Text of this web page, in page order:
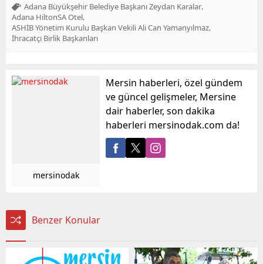
Adana Büyükşehir Belediye Başkanı Zeydan Karalar
Adana HiltonSA Otel
ASHİB Yönetim Kurulu Başkan Vekili Ali Can Yamanyılmaz
İhracatçı Birlik Başkanları
mersinodak
Mersin haberleri, özel gündem
ve güncel gelişmeler, Mersine
dair haberler, son dakika
haberleri mersinodak.com da!
Benzer Konular